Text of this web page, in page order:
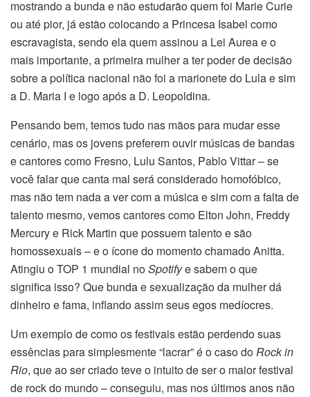
mostrando a bunda e não estudarão quem foi Marie Curie
ou até pior, já estão colocando a Princesa Isabel como
escravagista, sendo ela quem assinou a Lei Aurea e o
mais importante, a primeira mulher a ter poder de decisão
sobre a política nacional não foi a marionete do Lula e sim
a D. Maria I e logo após a D. Leopoldina.
Pensando bem, temos tudo nas mãos para mudar esse
cenário, mas os jovens preferem ouvir músicas de bandas
e cantores como Fresno, Lulu Santos, Pablo Vittar – se
você falar que canta mal será considerado homofóbico,
mas não tem nada a ver com a música e sim com a falta de
talento mesmo, vemos cantores como Elton John, Freddy
Mercury e Rick Martin que possuem talento e são
homossexuais – e o ícone do momento chamado Anitta.
Atingiu o TOP 1 mundial noSpotifye sabem o que
significa isso? Que bunda e sexualização da mulher dá
dinheiro e fama, inflando assim seus egos medíocres.
Um exemplo de como os festivais estão perdendo suas
essências para simplesmente “lacrar” é o caso doRock in
Rio, que ao ser criado teve o intuito de ser o maior festival
de rock do mundo – conseguiu, mas nos últimos anos não